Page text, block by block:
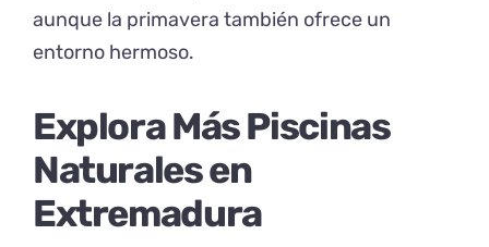
aunque la primavera también ofrece un
entorno hermoso.
Explora Más Piscinas
Naturales en
Extremadura